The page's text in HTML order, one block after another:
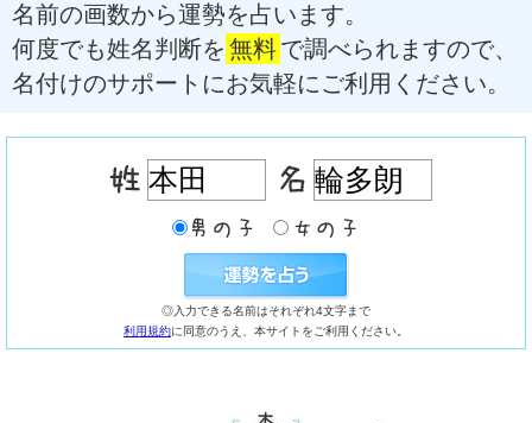
名前の画数から運勢を占います。
何度でも姓名判断を 無料で調べられますので、
名付けのサポートにお気軽にご利用ください。
◎入力できる名前はそれぞれ4文字まで
利用規約に同意のうえ、本サイトをご利用ください。